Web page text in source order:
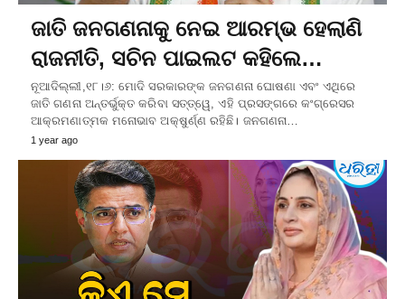
ଜାତି ଜନଗଣନାକୁ ନେଇ ଆରମ୍ଭ ହେଲାଣି
ରାଜନୀତି, ସଚିନ ପାଇଲଟ କହିଲେ…
ନୂଆଦିଲ୍ଲୀ,୧୮।୬: ମୋଦି ସରକାରଙ୍କ ଜନଗଣନା ଘୋଷଣା ଏବଂ ଏଥିରେ
ଜାତି ଗଣନା ଅନ୍ତର୍ଭୁକ୍ତ କରିବା ସତ୍ତ୍ୱେ, ଏହି ପ୍ରସଙ୍ଗରେ କଂଗ୍ରେସର
ଆକ୍ରମଣାତ୍ମକ ମନୋଭାବ ଅକ୍ଷୁର୍ଣ୍ଣ ରହିଛି। ଜନଗଣନା…
1 year ago